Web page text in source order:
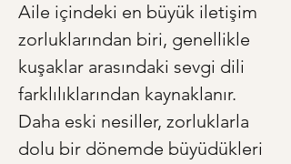
Aile içindeki en büyük iletişim
zorluklarından biri, genellikle
kuşaklar arasındaki sevgi dili
farklılıklarından kaynaklanır.
Daha eski nesiller, zorluklarla
dolu bir dönemde büyüdükleri